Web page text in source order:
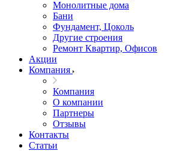
Монолитные дома
Бани
Фундамент, Цоколь
Другие строения
Ремонт Квартир, Офисов
Акции
Компания
Компания
О компании
Партнеры
Отзывы
Контакты
Статьи